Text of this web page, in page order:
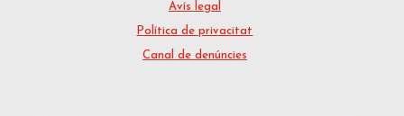
Avís legal
Política de privacitat
Canal de denúncies